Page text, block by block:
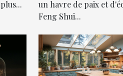
un havre de paix et
Feng Shui...